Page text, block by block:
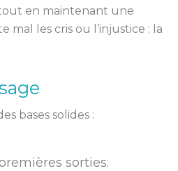
en maintenant une
mal les cris ou l’injustice : la
bases solides :
sorties.